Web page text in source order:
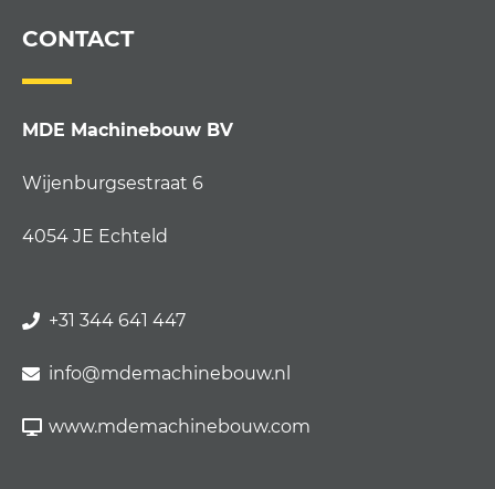
CONTACT
MDE Machinebouw BV
Wijenburgsestraat 6
4054 JE Echteld
+31 344 641 447
info@mdemachinebouw.nl
www.mdemachinebouw.com